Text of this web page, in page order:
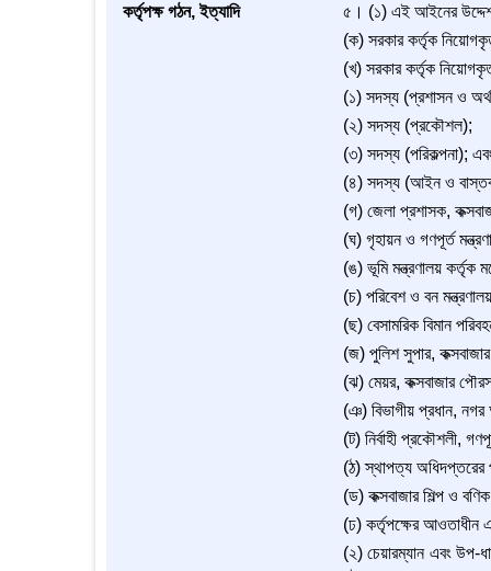
কর্তৃপক্ষ গঠন, ইত্যাদি
৫। (১) এই আইনের
(ক) সরকার কর্তৃক
(খ) সরকার কর্তৃক
(১) সদস্য (প্রশাসন ও
(২) সদস্য (প্রকৌশল);
(৩) সদস্য (পরিকল্পনা);
(৪) সদস্য (আইন ও
(গ) জেলা প্রশাসক,
(ঘ) গৃহায়ন ও গণপূর্ত
(ঙ) ভূমি মন্ত্রণালয় কর্তৃক
(চ) পরিবেশ ও বন
(ছ) বেসামরিক বিমান
(জ) পুলিশ সুপার,
(ঝ) মেয়র, কক্সবাজার
(ঞ) বিভাগীয় প্রধান, নগর
(ট) নির্বাহী প্রকৌশলী,
(ঠ) স্থাপত্য অধিদপ্তরের
(ড) কক্সবাজার শিল্প ও
(ঢ) কর্তৃপক্ষের আওতাধীন
(২) চেয়ারম্যান এবং উপ-